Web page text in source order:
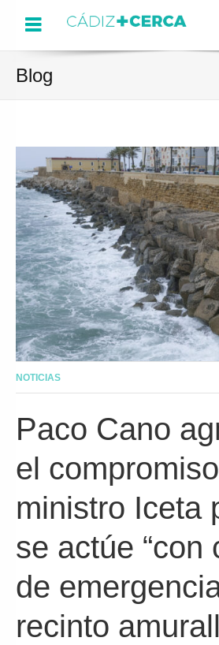
Menu
Blog
NOTICIAS
Paco Cano
el
ministro Iceta
se actúe “con
de
recinto